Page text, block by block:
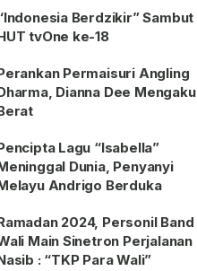
Berdzikir” Sambut
tvOne ke-18
Permaisuri Angling
Dianna Dee Mengaku
Lagu “Isabella”
Dunia, Penyanyi
Andrigo Berduka
2024, Personil Band
Main Sinetron Perjalanan
: “TKP Para Wali”